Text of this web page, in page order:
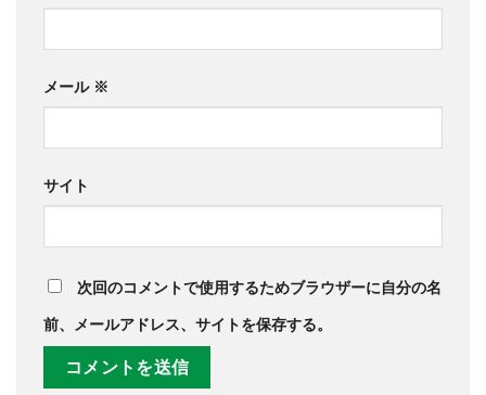
メール ※
サイト
次回のコメントで使用するためブラウザーに自分の名
前、メールアドレス、サイトを保存する。